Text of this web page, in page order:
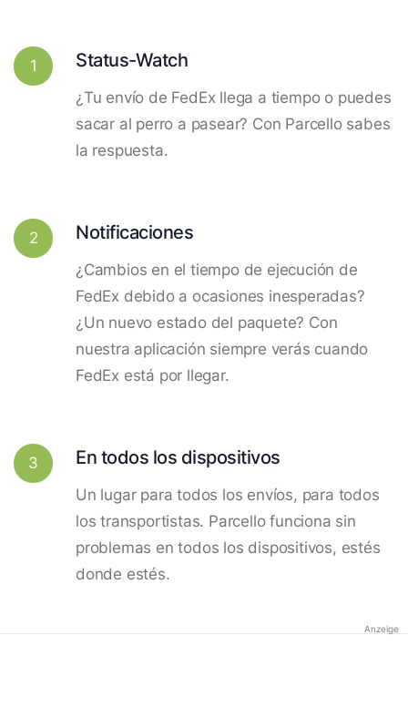
1 Status-Watch
¿Tu envío de FedEx llega a tiempo o puedes
sacar al perro a pasear? Con Parcello sabes
la respuesta.
2 Notificaciones
¿Cambios en el tiempo de ejecución de
FedEx debido a ocasiones inesperadas?
¿Un nuevo estado del paquete? Con
nuestra aplicación siempre verás cuando
FedEx está por llegar.
3 En todos los dispositivos
Un lugar para todos los envíos, para todos
los transportistas. Parcello funciona sin
problemas en todos los dispositivos, estés
donde estés.
Anzeige